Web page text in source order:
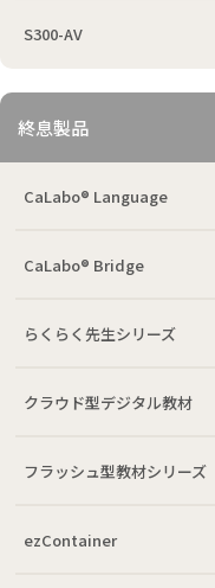
S300-AV
終息製品
CaLabo® Language
CaLabo® Bridge
らくらく先生シリーズ
クラウド型デジタル教材
フラッシュ型教材シリーズ
ezContainer